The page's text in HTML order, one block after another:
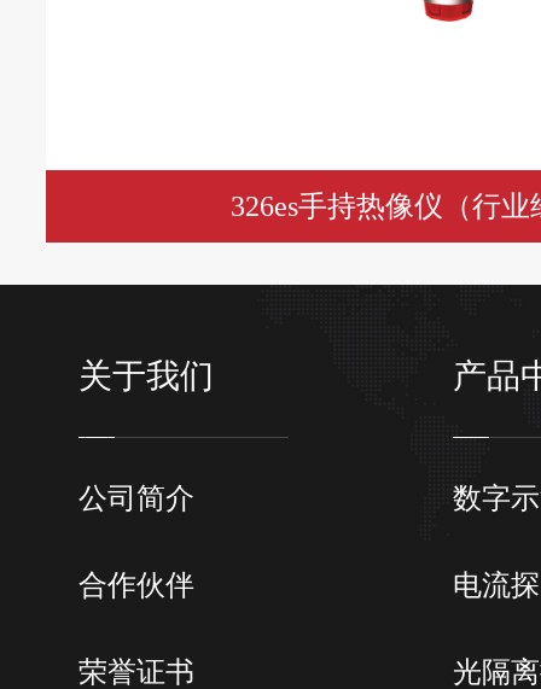
326es手持热像仪（行
关于我们
公司简介
合作伙伴
荣誉证书
产品
数字
电流
光隔